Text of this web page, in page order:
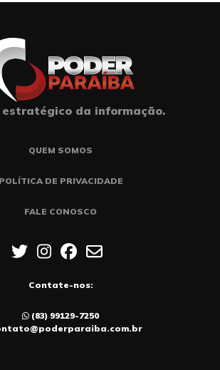
estratégico da informação.
QUEM SOMOS
POLÍTICA DE PRIVACIDADE
FALE CONOSCO
Contate-nos:
(83) 99129-7250